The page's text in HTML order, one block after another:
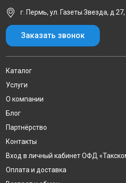
г. Пермь, ул. Газеты Звезда,
Заказать звонок
Каталог
Услуги
О компании
Блог
Партнёрство
Контакты
Вход в личный кабинет ОФД
Оплата и доставка